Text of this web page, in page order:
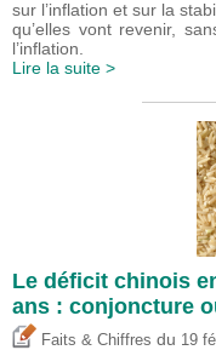
sur l’inflation et sur la
qu’elles vont revenir,
l’inflation.
Lire la suite >
Le déficit chinois
ans : conjoncture
Faits & Chiffres du 19